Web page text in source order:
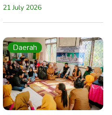
21 July 2026
Daerah